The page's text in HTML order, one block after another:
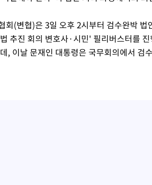
회(변협)은 3일 오후 2시부터 검수완박
추진 회의 변호사·시민' 필리버스터를
, 이날 문재인 대통령은 국무회의에서 검